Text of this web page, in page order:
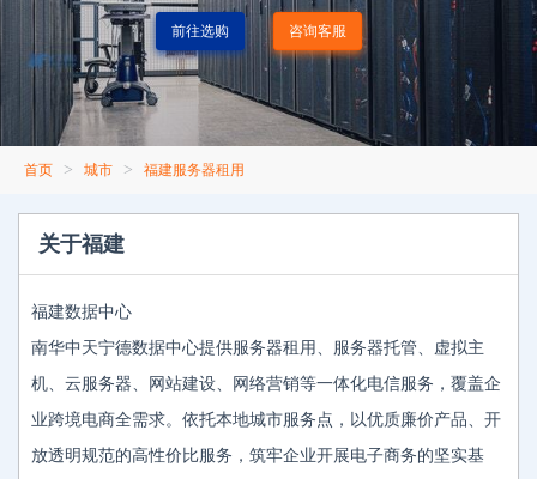
前往选购 咨询客服
首页 > 城市 > 福建服务器租用
关于福建
福建数据中心
南华中天宁德数据中心提供服务器租用、服务器托管、虚拟主
机、云服务器、网站建设、网络营销等一体化电信服务，覆盖企
业跨境电商全需求。依托本地城市服务点，以优质廉价产品、开
放透明规范的高性价比服务，筑牢企业开展电子商务的坚实基